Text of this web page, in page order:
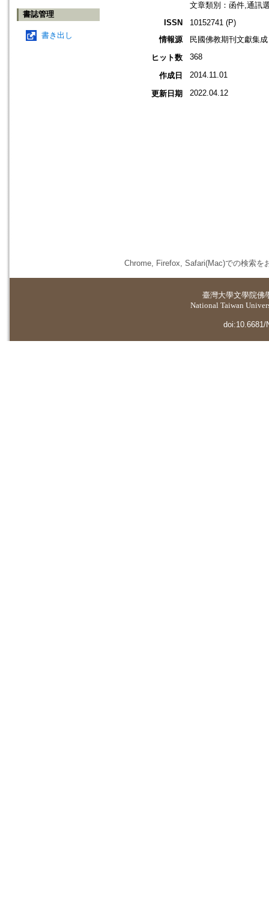
書誌管理
書き出し
文章類別：函件,通訊
ISSN
10152741 (P)
情報源
民國佛教期刊文獻集
ヒット数
368
作成日 2014.11.01
更新日期 2022.04.12
Chrome, Firefox, Safari(Mac)での検索を
臺灣大學文學院佛
National Taiwan
doi:10.6681/